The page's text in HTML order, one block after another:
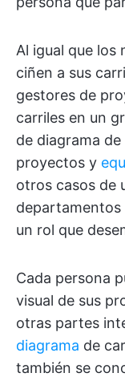
Al igual que los
ciñen a sus
gestores de
carriles en un
de diagrama
proyectos y
otros casos de
departamentos
un rol que
Cada persona
visual de sus
otras partes
diagrama de
también se